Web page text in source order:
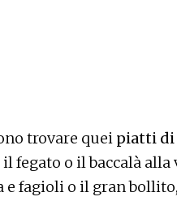
trovare quei piatti di
fegato o il baccalà
e fagioli o il gran